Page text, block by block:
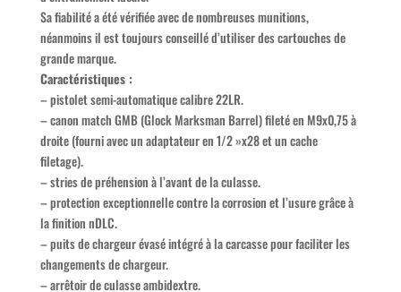
Sa fiabilité a été vérifiée avec de nombreuses munitions,
néanmoins il est toujours conseillé d’utiliser des cartouches de
grande marque.
Caractéristiques :
– pistolet semi-automatique calibre 22LR.
– canon match GMB (Glock Marksman Barrel) fileté en M9x0,75 à
droite (fourni avec un adaptateur en 1/2 »x28 et un cache
filetage).
– stries de préhension à l’avant de la culasse.
– protection exceptionnelle contre la corrosion et l’usure grâce à
la finition nDLC.
– puits de chargeur évasé intégré à la carcasse pour faciliter les
changements de chargeur.
– arrêtoir de culasse ambidextre.